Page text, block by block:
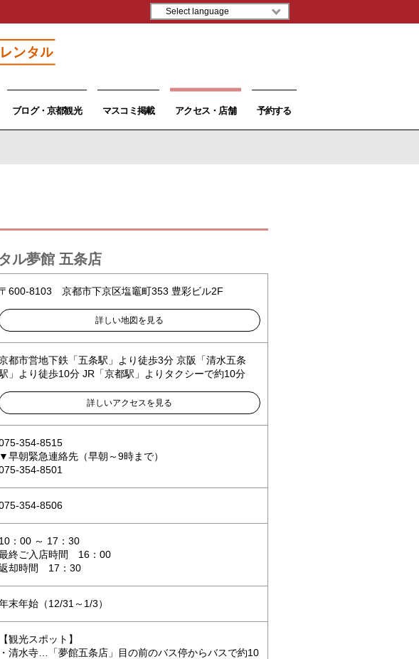
ブログ・京都観光 マスコミ掲載 アクセス・店舗 予約する
ル夢館 五条店
〒600-8103 京都市下京区塩竈町353 豊彩ビル2F
詳しい地図を見る
都市営地下鉄「五条駅」より徒歩3分 京阪「清水五条
」より徒歩10分 JR「京都駅」よりタクシーで約10分
詳しいアクセスを見る
354-8515
▼早朝緊急連絡先（早朝～9時まで）
354-8501
354-8506
10：00 ～ 17：30
終ご入店時間 16：00
却時間 17：30
末年始（12/31～1/3）
【観光スポット】
・清水寺…「夢館五条店」目の前のバス停からバスで約10